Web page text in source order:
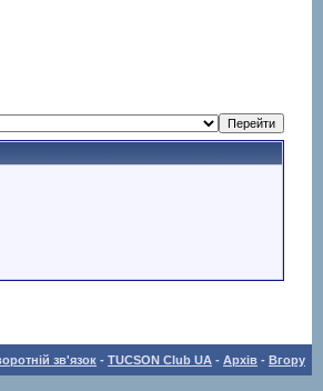
зв'язок - TUCSON Club UA - Архів - Вгору